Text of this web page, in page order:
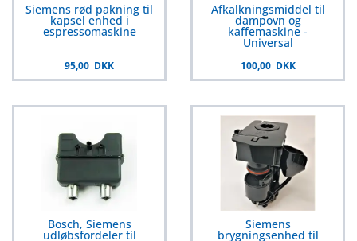
Siemens rød pakning til
kapsel enhed i
espressomaskine
95,00 DKK
Afkalkningsmiddel til
dampovn og
kaffemaskine -
Universal
100,00 DKK
Bosch, Siemens
udløbsfordeler til
Siemens
brygningsenhed til